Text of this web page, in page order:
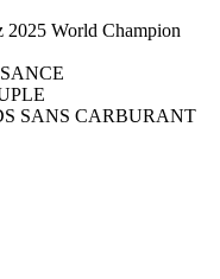
2025 World Champion
SANS CARBURANT